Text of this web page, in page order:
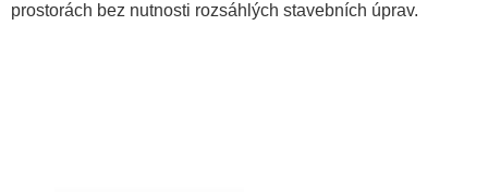
prostorách bez nutnosti rozsáhlých stavebních úprav.